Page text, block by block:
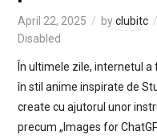
April 22, 2025 byclubitc
Disabled
În ultimele zile, internetul
în stil anime inspirate de
create cu ajutorul unor
precum „Images for